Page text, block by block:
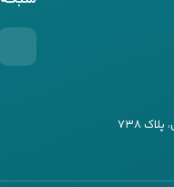
۷۳۸